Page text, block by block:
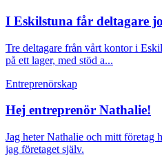
I Eskilstuna får deltagare
Tre deltagare från vårt kontor i
på ett lager, med stöd a...
Entreprenörskap
Hej entreprenör Nathalie!
Jag heter Nathalie och mitt företag
jag företaget själv.